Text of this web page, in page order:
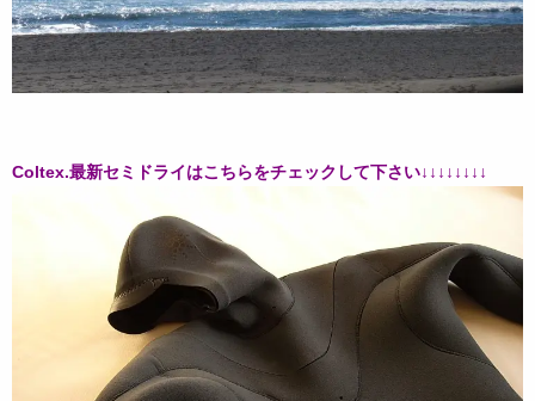
Coltex.最新セミドライはこちらをチェックして下さい↓↓↓↓↓↓↓↓